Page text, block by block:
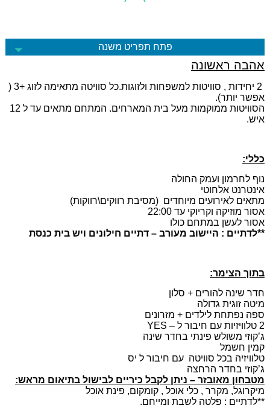
פתח תפריט משנה
אהבה ראשונה
2 יחידות , סוויטות למשפחות ולזוגות.כל סוויטה מתאימה לזוג +3 (
אפשר יותר).
הסוויטות ממוקמות מעל בית המארחים. המתחם מתאים עד ל 12
איש.
כללי:
נוף לחרמון ועמק החולה
אינטרנט אלחוטי
מתאים לאירועים מיוחדים (מסיבת רווקים\רווקות)
אסור מוזיקה וקריוקי עד 22:00
אסור לעשן במתחם כולו
**לדתיים : היישוב מעורב – דתיים חילונים ויש בית כנסת
בתוך הצימר:
חדר שינה להורים + סלון
מיטה זוגית גדולה
ספה נפתחת לילדים + מזרונים
2 טלוויזיות עם חיבור ל – YES
ג’קוזי משולש פינתי בחדר שינה
קמין חשמל
טלוויזיה בכל סוויטה עם חיבור ל יס
ג’קוזי בחדר הרחצה
מטבחון מאובזר – ניתן לקבל כיריים לבישול בתיאום מראש:
מיקרוגל, מקרר , כלי אוכל , קומקום, פינת אוכל
**לדתיים : פלטה לשבת ומייחם.